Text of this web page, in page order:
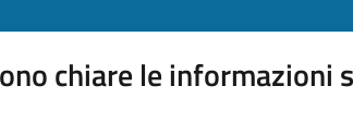
chiare le informazioni